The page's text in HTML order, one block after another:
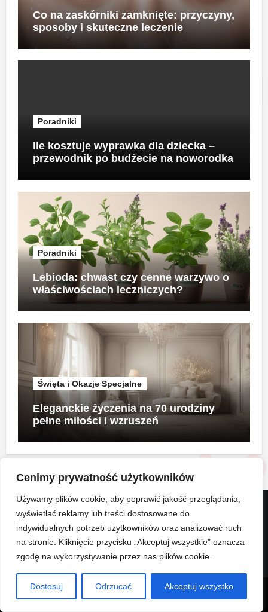
Cenimy prywatność użytkowników
Używamy plików cookie, aby poprawić jakość przeglądania,
wyświetlać reklamy lub treści dostosowane do
indywidualnych potrzeb użytkowników oraz analizować ruch
na stronie. Kliknięcie przycisku „Akceptuj wszystkie” oznacza
zgodę na wykorzystywanie przez nas plików cookie.
Dostosuj Odrzucać Akceptuj wszystko
Co na zaskórniki zamknięte: przyczyny,
sposoby i skuteczne leczenie
Poradniki
Ile kosztuje wyprawka dla dziecka –
przewodnik po budżecie na noworodka
Poradniki
Lebioda: chwast czy cenne warzywo o
właściwościach leczniczych?
Święta i Okazje Specjalne
Eleganckie życzenia na 70 urodziny
pełne miłości i wzruszeń
kobietawdetalu.pl
Kobieca przestrzeń, pełna inspiracji
Copyright © All rights reserved by Themeansar